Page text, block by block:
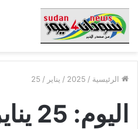
الرئيسية /
2025
/ يناير /
25
اليوم: 25 يناير، 2025